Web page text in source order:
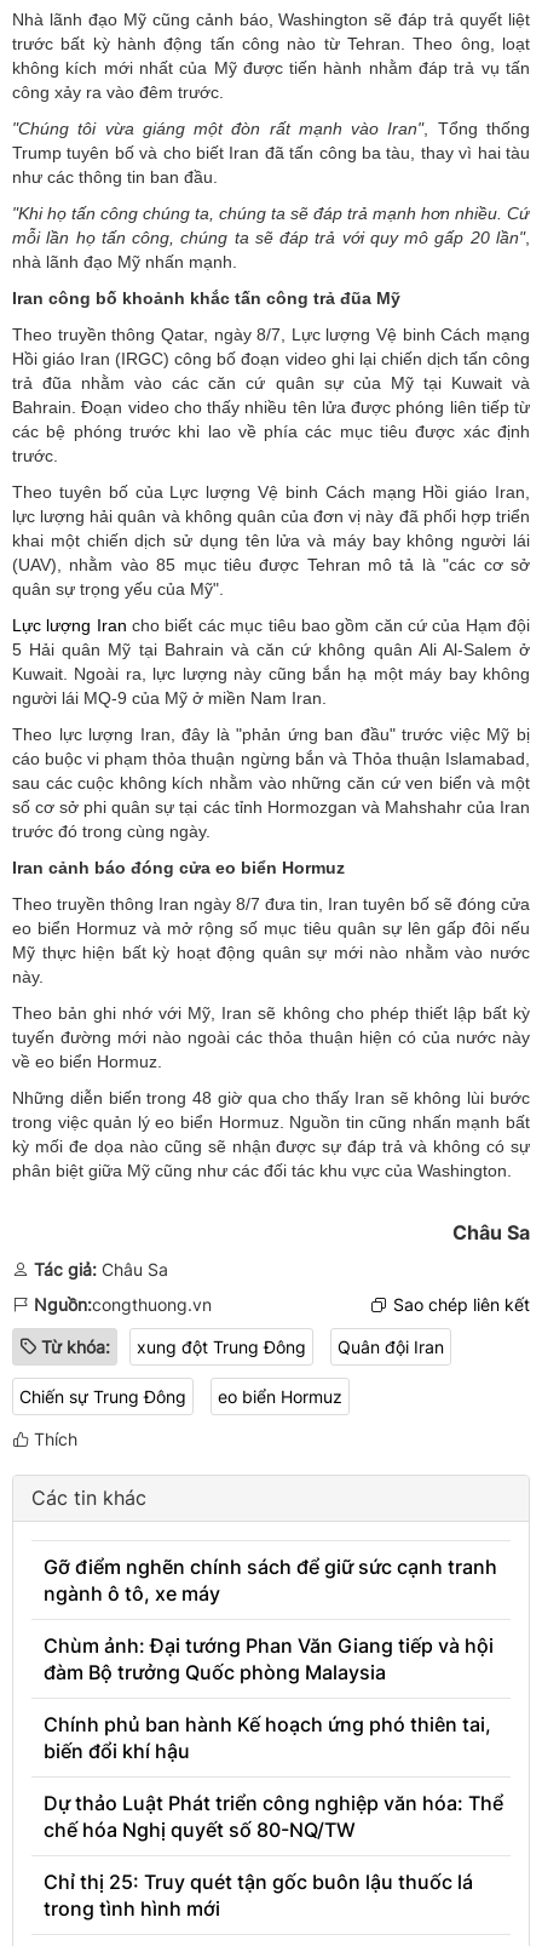
Nhà lãnh đạo Mỹ cũng cảnh báo, Washington sẽ đáp trả quyết liệt
trước bất kỳ hành động tấn công nào từ Tehran. Theo ông, loạt
không kích mới nhất của Mỹ được tiến hành nhằm đáp trả vụ tấn
công xảy ra vào đêm trước.
"Chúng tôi vừa giáng một đòn rất mạnh vào Iran", Tổng thống
Trump tuyên bố và cho biết Iran đã tấn công ba tàu, thay vì hai tàu
như các thông tin ban đầu.
"Khi họ tấn công chúng ta, chúng ta sẽ đáp trả mạnh hơn nhiều. Cứ
mỗi lần họ tấn công, chúng ta sẽ đáp trả với quy mô gấp 20 lần",
nhà lãnh đạo Mỹ nhấn mạnh.
Iran công bố khoảnh khắc tấn công trả đũa Mỹ
Theo truyền thông Qatar, ngày 8/7, Lực lượng Vệ binh Cách mạng
Hồi giáo Iran (IRGC) công bố đoạn video ghi lại chiến dịch tấn công
trả đũa nhằm vào các căn cứ quân sự của Mỹ tại Kuwait và
Bahrain. Đoạn video cho thấy nhiều tên lửa được phóng liên tiếp từ
các bệ phóng trước khi lao về phía các mục tiêu được xác định
trước.
Theo tuyên bố của Lực lượng Vệ binh Cách mạng Hồi giáo Iran,
lực lượng hải quân và không quân của đơn vị này đã phối hợp triển
khai một chiến dịch sử dụng tên lửa và máy bay không người lái
(UAV), nhằm vào 85 mục tiêu được Tehran mô tả là "các cơ sở
quân sự trọng yếu của Mỹ".
Lực lượng Iran cho biết các mục tiêu bao gồm căn cứ của Hạm đội
5 Hải quân Mỹ tại Bahrain và căn cứ không quân Ali Al-Salem ở
Kuwait. Ngoài ra, lực lượng này cũng bắn hạ một máy bay không
người lái MQ-9 của Mỹ ở miền Nam Iran.
Theo lực lượng Iran, đây là "phản ứng ban đầu" trước việc Mỹ bị
cáo buộc vi phạm thỏa thuận ngừng bắn và Thỏa thuận Islamabad,
sau các cuộc không kích nhằm vào những căn cứ ven biển và một
số cơ sở phi quân sự tại các tỉnh Hormozgan và Mahshahr của Iran
trước đó trong cùng ngày.
Iran cảnh báo đóng cửa eo biển Hormuz
Theo truyền thông Iran ngày 8/7 đưa tin, Iran tuyên bố sẽ đóng cửa
eo biển Hormuz và mở rộng số mục tiêu quân sự lên gấp đôi nếu
Mỹ thực hiện bất kỳ hoạt động quân sự mới nào nhằm vào nước
này.
Theo bản ghi nhớ với Mỹ, Iran sẽ không cho phép thiết lập bất kỳ
tuyến đường mới nào ngoài các thỏa thuận hiện có của nước này
về eo biển Hormuz.
Những diễn biến trong 48 giờ qua cho thấy Iran sẽ không lùi bước
trong việc quản lý eo biển Hormuz. Nguồn tin cũng nhấn mạnh bất
kỳ mối đe dọa nào cũng sẽ nhận được sự đáp trả và không có sự
phân biệt giữa Mỹ cũng như các đối tác khu vực của Washington.
Châu Sa
Tác giả: Châu Sa
Nguồn:congthuong.vn Sao chép liên kết
Từ khóa: xung đột Trung Đông Quân đội Iran
Chiến sự Trung Đông eo biển Hormuz
Thích
Các tin khác
Gỡ điểm nghẽn chính sách để giữ sức cạnh tranh
ngành ô tô, xe máy
Chùm ảnh: Đại tướng Phan Văn Giang tiếp và hội
đàm Bộ trưởng Quốc phòng Malaysia
Chính phủ ban hành Kế hoạch ứng phó thiên tai,
biến đổi khí hậu
Dự thảo Luật Phát triển công nghiệp văn hóa: Thể
chế hóa Nghị quyết số 80-NQ/TW
Chỉ thị 25: Truy quét tận gốc buôn lậu thuốc lá
trong tình hình mới